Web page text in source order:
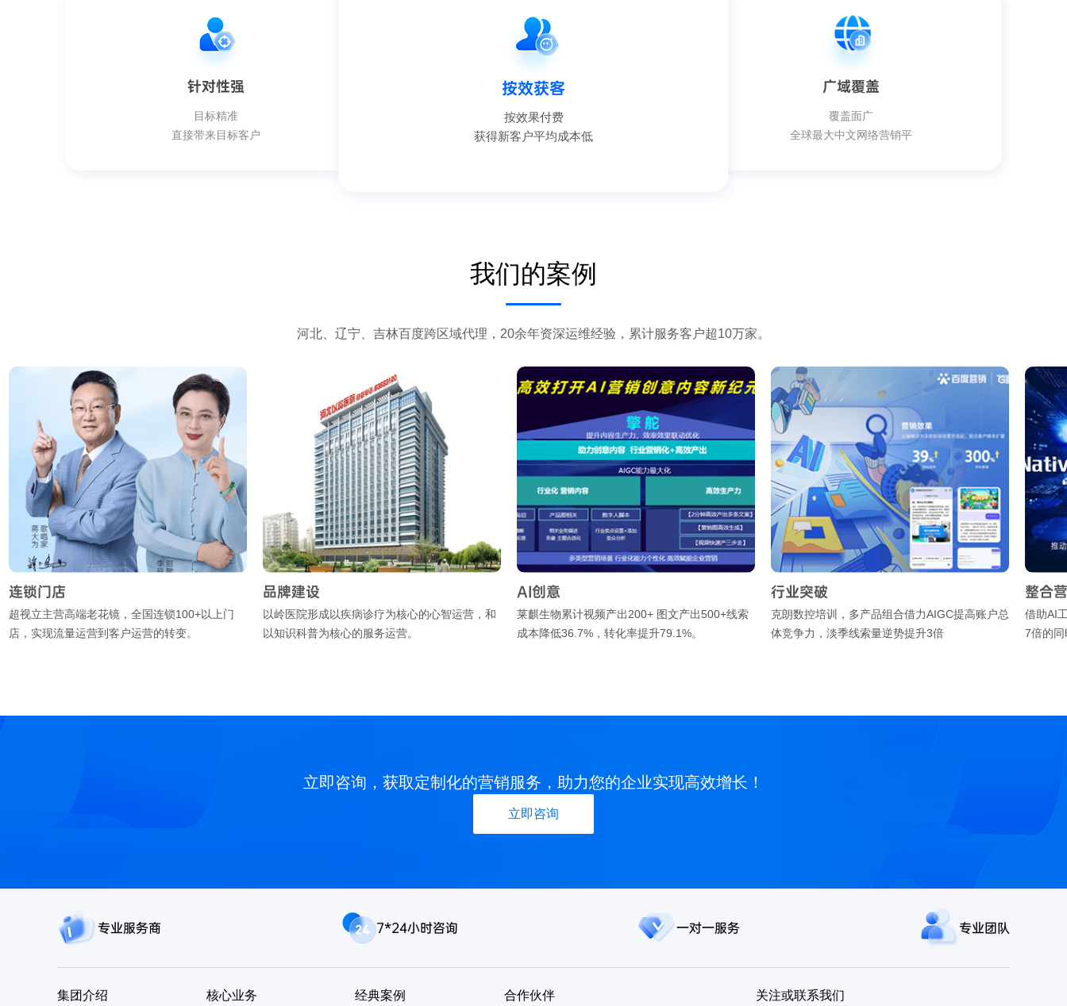
针对性强
目标精准
直接带来目标客户
按效获客
按效果付费
获得新客户平均成本低
广域覆盖
覆盖面广
全球最大中文网络营销平
我们的案例
河北、辽宁、吉林百度跨区域代理，20余年资深运维经验，累计服务客户超10万家。
门店
立主营高端老花镜，全国连锁100+以上门
实现流量运营到客户运营的转变。
品牌建设
以岭医院形成以疾病诊疗为核心的心智运营，和
以知识科普为核心的服务运营。
AI创意
莱麒生物累计视频产出200+ 图文产出500+线索
成本降低36.7%，转化率提升79.1%。
行业突破
克朗数控培训，多产品组合借力AIGC提高账户总
体竞争力，淡季线索量逆势提升3倍
整合营销
借助AI工具
7倍的同时
立即咨询，获取定制化的营销服务，助力您的企业实现高效增长！
立即咨询
专业服务商 7*24小时咨询 一对一服务 专业团队
集团介绍 核心业务 经典案例 合作伙伴 关注或联系我们